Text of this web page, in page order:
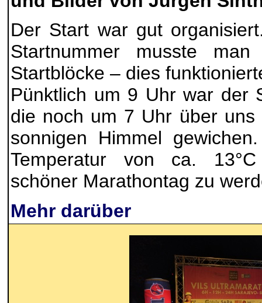
Der Start war gut
Startnummer musste
Startblöcke – dies
Pünktlich um 9 Uhr war der
die noch um 7 Uhr über uns
sonnigen Himmel
Temperatur von ca.
schöner Marathontag zu
Mehr darüber